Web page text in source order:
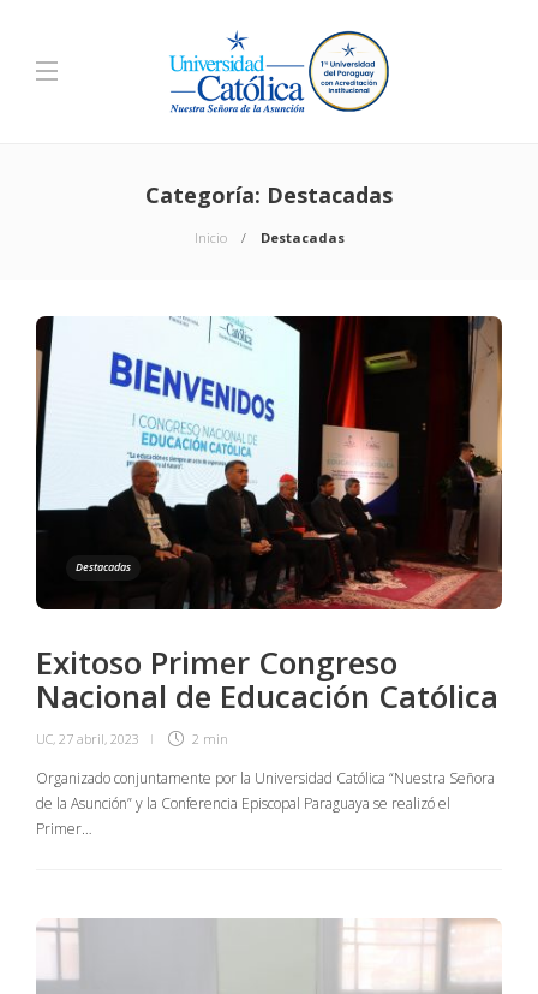
Categoría: Destacadas
Inicio Destacadas
Destacadas
Exitoso Primer Congreso
Nacional de Educación Católica
UC, 27 abril, 2023 2 min
Organizado conjuntamente por la Universidad Católica “Nuestra Señora
de la Asunción” y la Conferencia Episcopal Paraguaya se realizó el
Primer…